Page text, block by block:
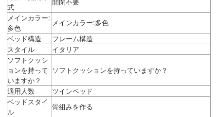
式
メインカラー:
多色
メインカラー:多色
ベッド構造
フレーム構造
スタイル
イタリア
ソフトクッシ
ョンを持って
いますか？
ソフトクッションを持っていますか？
適用人数
ツインベッド
ベッドスタイ
ル
骨組みを作る